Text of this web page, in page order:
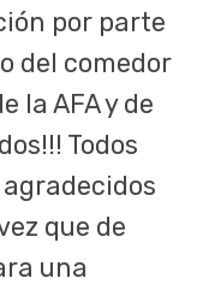
por parte
del comedor
la AFA y de
Todos
que de
una